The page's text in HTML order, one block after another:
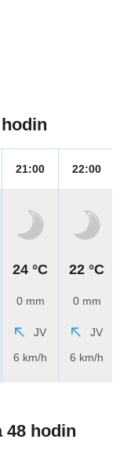
21:00
24 °C
0 mm
JV
6 km/h
22:00
22 °C
0 mm
JV
6 km/h
48 hodin